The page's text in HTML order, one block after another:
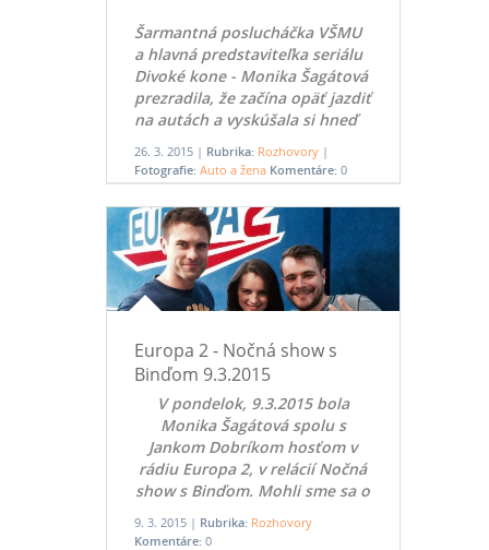
Šarmantná poslucháčka VŠMU
a hlavná predstaviteľka seriálu
Divoké kone - Monika Šagátová
prezradila, že začína opäť jazdiť
na autách a vyskúšala si hneď
luxusný trojlitrový turbodiesel
VW Touareg V6 TDI
26. 3. 2015 | Rubrika: Rozhovory |
Fotografie: Auto a žena Komentáre: 0
Europa 2 - Nočná show s
Binďom 9.3.2015
V pondelok, 9.3.2015 bola
Monika Šagátová spolu s
Jankom Dobríkom hosťom v
rádiu Europa 2, v relácií Nočná
show s Binďom. Mohli sme sa o
nej dozvedieť aj pár nových
vecí.
9. 3. 2015 | Rubrika: Rozhovory
Komentáre: 0